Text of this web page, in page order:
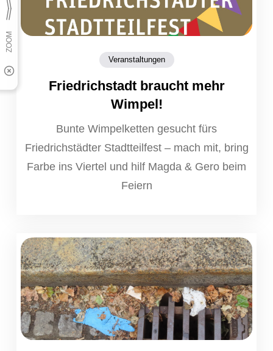
Veranstaltungen
Friedrichstadt braucht mehr
Wimpel!
Bunte Wimpelketten gesucht fürs
Friedrichstädter Stadtteilfest – mach mit, bring
Farbe ins Viertel und hilf Magda & Gero beim
Feiern